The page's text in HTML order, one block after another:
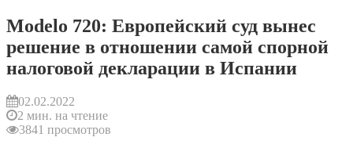
Modelo 720: Европейский суд вынес
решение в отношении самой спорной
налоговой декларации в Испании
02.02.2022
2 мин. на чтение
3841 просмотров